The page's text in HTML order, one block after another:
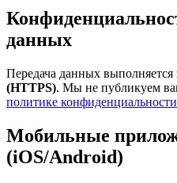
данных
Передача данных выполняется
(HTTPS). Мы не публикуем
политике конфиденциальности
Мобильные
(iOS/Android)